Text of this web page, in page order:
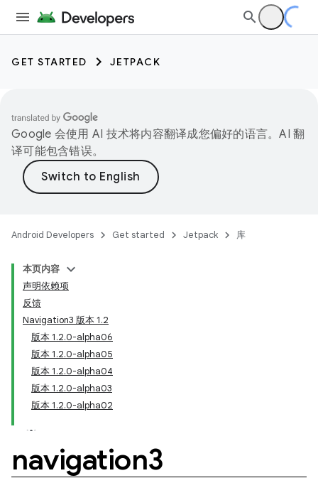
GET STARTED JETPACK
Google 会使用 AI 技术将内容翻译成您偏好的语言。AI 翻
译可能包含错误。
Android Developers Get started Jetpack 库
本页内容
声明依赖项
反馈
Navigation3 版本 1.2
版本 1.2.0-alpha06
版本 1.2.0-alpha05
版本 1.2.0-alpha04
版本 1.2.0-alpha03
版本 1.2.0-alpha02
navigation3